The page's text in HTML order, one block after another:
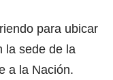
para ubicar
la sede de la
a la Nación.